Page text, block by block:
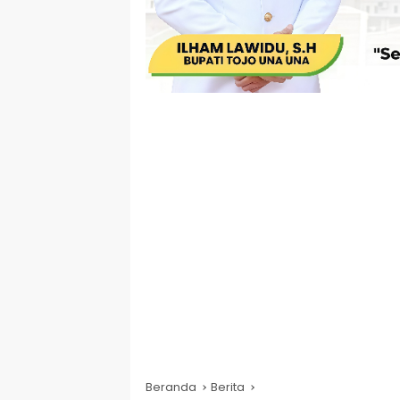
Beranda Berita